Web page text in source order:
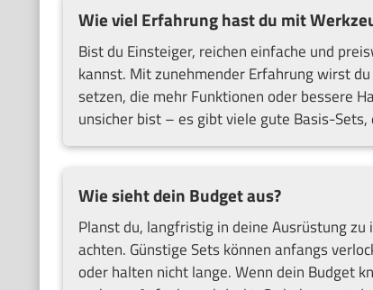
Wie viel Erfahrung hast du mit
Bist du Einsteiger, reichen einfache und
kannst. Mit zunehmender Erfahrung wirst
setzen, die mehr Funktionen oder bessere
unsicher bist – es gibt viele gute Basis-
Wie sieht dein Budget aus?
Planst du, langfristig in deine Ausrüstung
achten. Günstige Sets können anfangs
oder halten nicht lange. Wenn dein Budget